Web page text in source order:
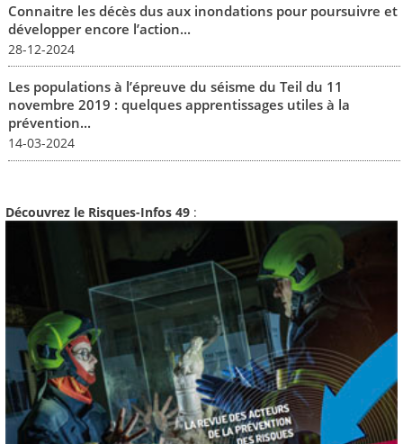
Connaitre les décès dus aux inondations pour poursuivre et
développer encore l’action...
28-12-2024
Les populations à l’épreuve du séisme du Teil du 11
novembre 2019 : quelques apprentissages utiles à la
prévention...
14-03-2024
Découvrez le Risques-Infos 49 :